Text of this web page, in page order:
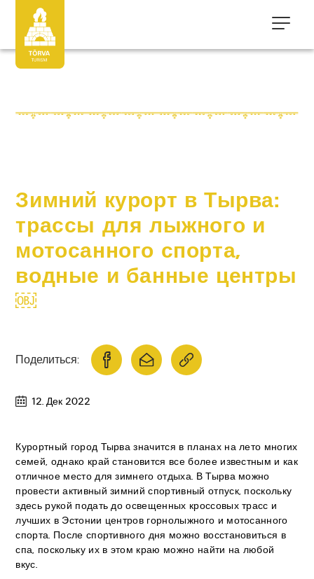
Зимний курорт в Тырва:
трассы для лыжного и
мотосанного спорта,
водные и банные центры
￼
Поделиться:
12. Дек 2022
Курортный город Тырва значится в планах на лето многих
семей, однако край становится все более известным и как
отличное место для зимнего отдыха. В Тырва можно
провести активный зимний спортивный отпуск, поскольку
здесь рукой подать до освещенных кроссовых трасс и
лучших в Эстонии центров горнолыжного и мотосанного
спорта. После спортивного дня можно восстановиться в
спа, поскольку их в этом краю можно найти на любой
вкус.